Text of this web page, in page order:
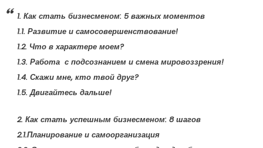
1. Как стать бизнесменом: 5 важных моментов
1.1. Развитие и самосовершенствование!
1.2. Что в характере моем?
1.3. Работа с подсознанием и смена мировоззрения!
1.4. Скажи мне, кто твой друг?
1.5. Двигайтесь дальше!
2. Как стать успешным бизнесменом: 8 шагов
2.1.Планирование и самоорганизация